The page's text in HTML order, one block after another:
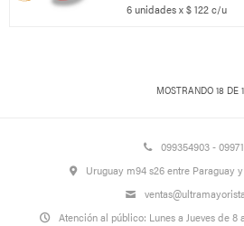
6 unidades x $ 122 c/u
MOSTRANDO 18DE
099354903 -
Uruguay m94 s26 entre Paraguay
Atención al público: Lunes a Jueves de 8